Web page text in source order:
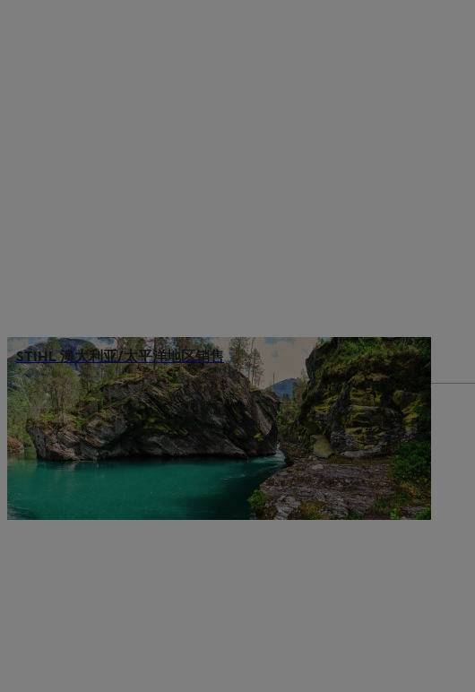
STIHL 澳大利亚/太平洋地区销售